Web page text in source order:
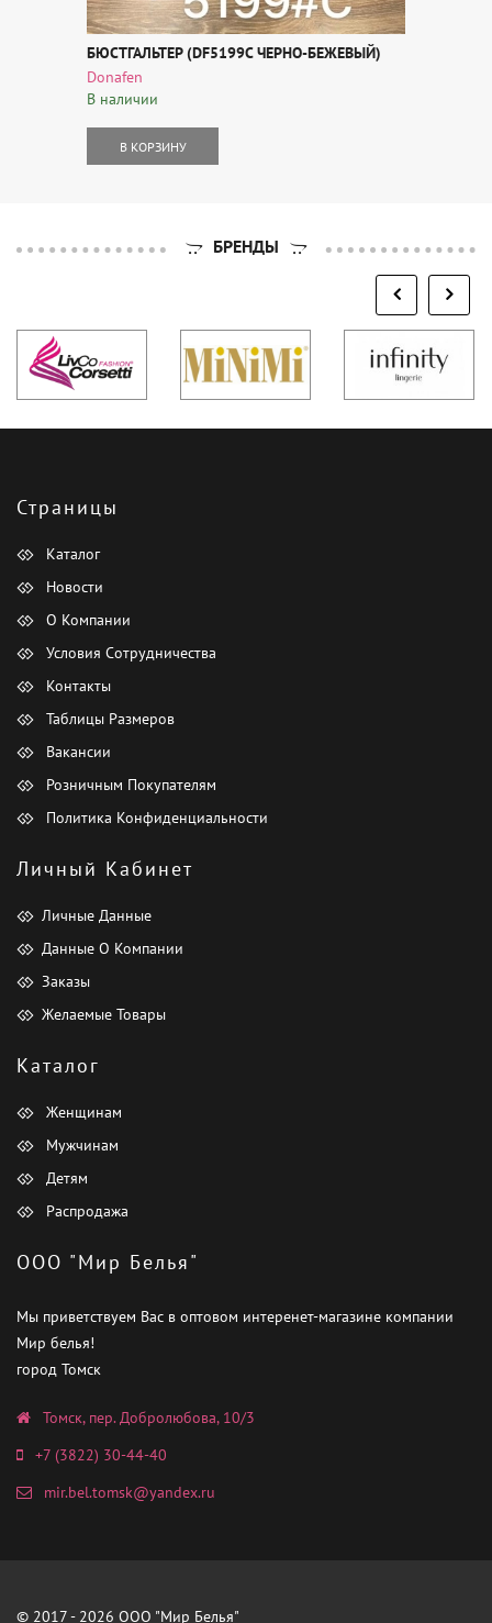
БЮСТГАЛЬТЕР (DF5199C ЧЕРНО-БЕЖЕВЫЙ)
Donafen
В наличии
В КОРЗИНУ
БРЕНДЫ
Страницы
Каталог
Новости
О Компании
Условия Сотрудничества
Контакты
Таблицы Размеров
Вакансии
Розничным Покупателям
Политика Конфиденциальности
Личный Кабинет
Личные Данные
Данные О Компании
Заказы
Желаемые Товары
Каталог
Женщинам
Мужчинам
Детям
Распродажа
ООО "Мир Белья"
Мы приветствуем Вас в оптовом интеренет-магазине компании
Мир белья!
город Томск
Томск, пер. Добролюбова, 10/3
+7 (3822) 30-44-40
mir.bel.tomsk@yandex.ru
© 2017 - 2026 ООО "Мир Белья"